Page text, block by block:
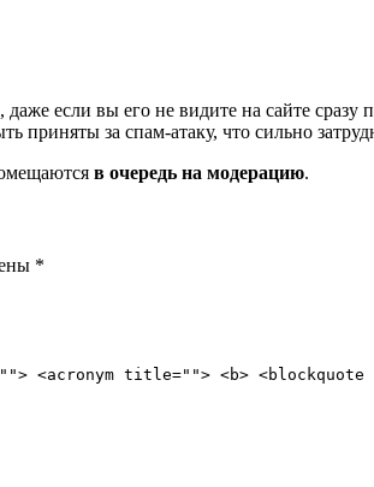
, даже если вы его не видите на сайте
за спам-атаку, что сильно
в очередь на модерацию.
*
title=""> <b> <blockquote